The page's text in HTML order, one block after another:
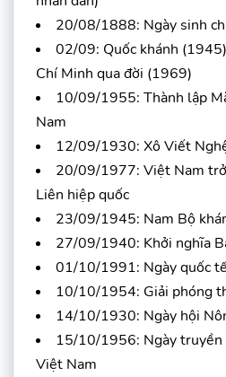
20/08/1888: Ngày sinh
02/09: Quốc khánh
Chí Minh qua đời (1969)
10/09/1955: Thành lập
Nam
12/09/1930: Xô Viết
20/09/1977: Việt Nam
Liên hiệp quốc
23/09/1945: Nam Bộ
27/09/1940: Khởi nghĩa
01/10/1991: Ngày quốc
10/10/1954: Giải phóng
14/10/1930: Ngày hội
15/10/1956: Ngày
Việt Nam